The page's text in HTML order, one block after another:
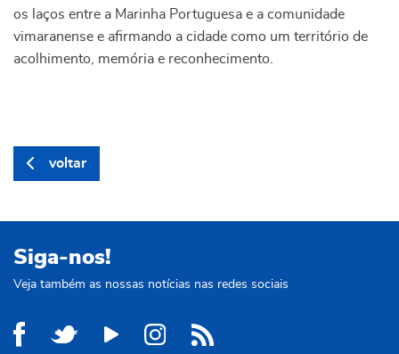
os laços entre a Marinha Portuguesa e a comunidade
vimaranense e afirmando a cidade como um território de
acolhimento, memória e reconhecimento.
voltar
Siga-nos!
Veja também as nossas notícias nas redes sociais